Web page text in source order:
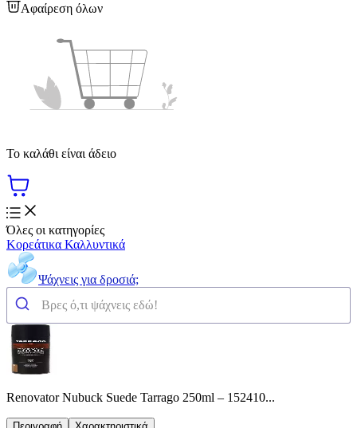
Αφαίρεση όλων
Το καλάθι είναι άδειο
Όλες οι κατηγορίες
Κορεάτικα Καλλυντικά
Ψάχνεις για δροσιά;
Renovator Nubuck Suede Tarrago 250ml – 152410...